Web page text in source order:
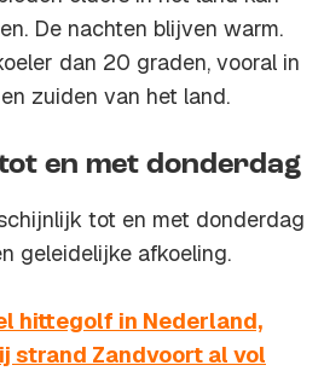
De nachten blijven warm.
dan 20 graden, vooral in
zuiden van het land.
en met donderdag
tot en met donderdag
geleidelijke afkoeling.
hittegolf in Nederland,
strand Zandvoort al vol